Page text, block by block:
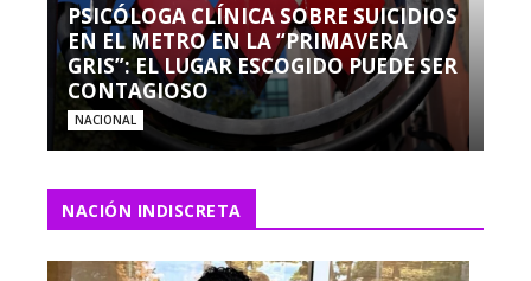
PSICÓLOGA CLÍNICA SOBRE SUICIDIOS
EN EL METRO EN LA “PRIMAVERA
GRIS”: EL LUGAR ESCOGIDO PUEDE SER
CONTAGIOSO
NACIONAL
NACIÓN INDISCRETA